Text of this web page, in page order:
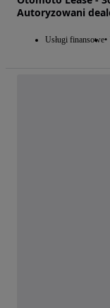
Autoryzowani
Usługi finansowe